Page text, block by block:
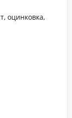
оцинковка,